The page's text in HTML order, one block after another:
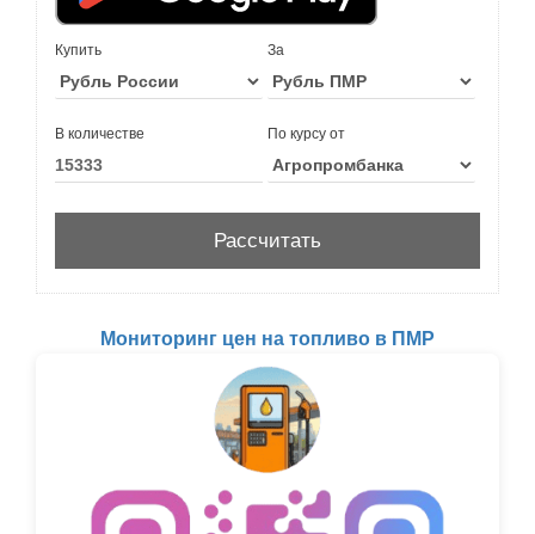
Купить За
В количестве По курсу от
Мониторинг цен на топливо в ПМР